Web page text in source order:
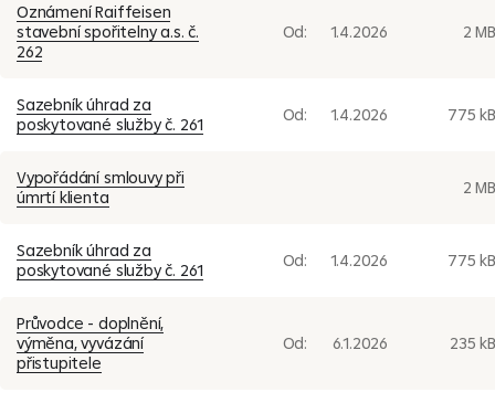
Oznámení Raiffeisen
stavební spořitelny a.s. č.
262
Od: 1.4.2026 2 MB
Sazebník úhrad za
poskytované služby č. 261
Od: 1.4.2026 775 kB
Vypořádání smlouvy při
úmrtí klienta
2 MB
Sazebník úhrad za
poskytované služby č. 261
Od: 1.4.2026 775 kB
Průvodce - doplnění,
výměna, vyvázání
přistupitele
Od: 6.1.2026 235 kB